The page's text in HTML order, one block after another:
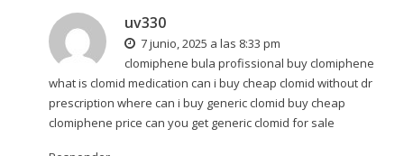
uv330
7 junio, 2025 a las 8:33 pm
clomiphene bula profissional buy clomiphene
what is clomid medication can i buy cheap clomid without dr
prescription where can i buy generic clomid buy cheap
clomiphene price can you get generic clomid for sale